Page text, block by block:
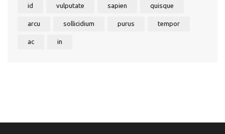
id vulputate sapien quisque
arcu sollicidium purus tempor
ac in